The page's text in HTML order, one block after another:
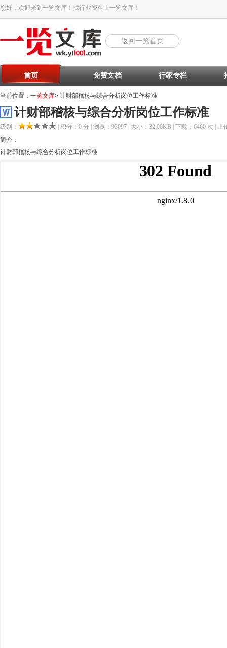
您好，欢迎来到一览文库！找行业资料上一览文库！
返回一览首页
首页 免费文档 行家专栏
当前位置： 一览文库> 计财部稽核与综合分析岗位工作标准
计财部稽核与综合分析岗位工作标准
级别：
| 积分：0 分 | 浏览：93097 | 大小：32.00KB | 下载：6460 次 | 上
简介：
计财部稽核与综合分析岗位工作标准